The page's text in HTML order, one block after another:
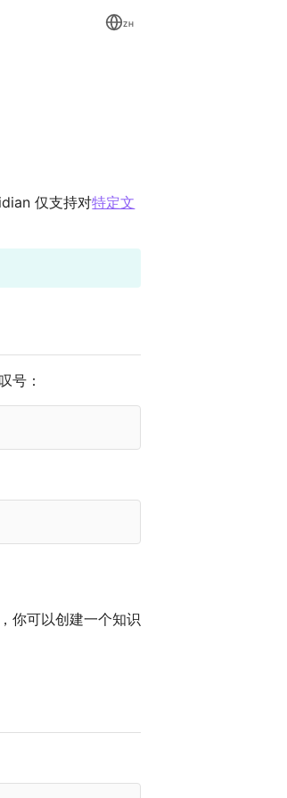
ZH
仅支持对特定文
号：
你可以创建一个知识